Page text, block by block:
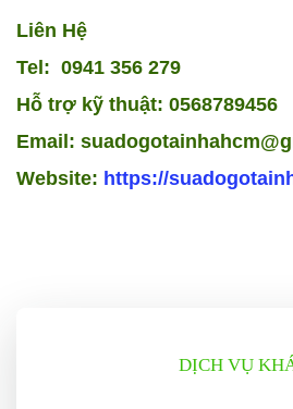
Liên Hệ
Tel: 0941 356 279
Hỗ trợ kỹ thuật: 0568789456
Email:
Website: https://
DỊCH VỤ